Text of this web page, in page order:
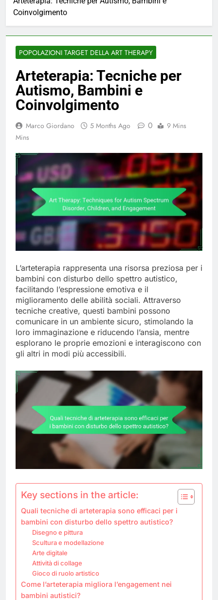
Coinvolgimento
POPOLAZIONI TARGET DELLA ART THERAPY
Arteterapia: Tecniche per
Autismo, Bambini e
Coinvolgimento
Marco Giordano 5 Months Ago 0
9 Mins
Mins
L’arteterapia rappresenta una risorsa preziosa per i
bambini con disturbo dello spettro autistico,
facilitando l’espressione emotiva e il
miglioramento delle abilità sociali. Attraverso
tecniche creative, questi bambini possono
comunicare in un ambiente sicuro, stimolando la
loro immaginazione e riducendo l’ansia, mentre
esplorano le proprie emozioni e interagiscono con
gli altri in modi più accessibili.
Key sections in the article:
Quali tecniche di arteterapia sono efficaci per i
bambini con disturbo dello spettro autistico?
Disegno e pittura
Scultura e modellazione
Arte digitale
Attività di collage
Gioco di ruolo artistico
Come l’arteterapia migliora l’engagement nei
bambini autistici?